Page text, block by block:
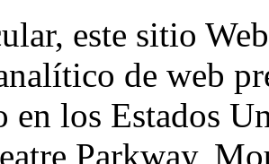
este sitio
de web
los Estados
Parkway,